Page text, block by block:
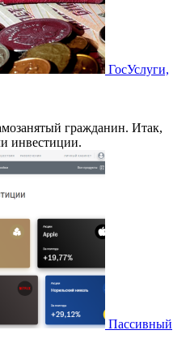
ГосУслуги,
гражданин. Итак,
инвестиции.
Пассивный